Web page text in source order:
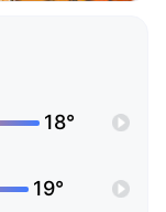
18°
19°